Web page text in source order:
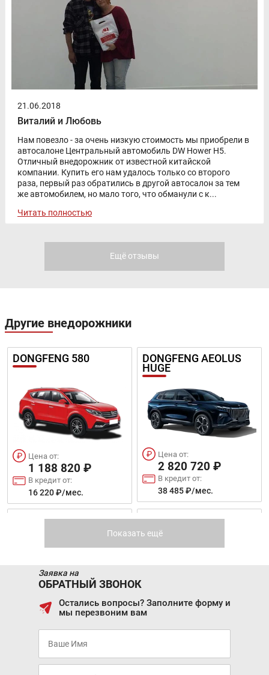
21.06.2018
Виталий и Любовь
Нам повезло - за очень низкую стоимость мы приобрели в
автосалоне Центральный автомобиль DW Hower H5.
Отличный внедорожник от известной китайской
компании. Купить его нам удалось только со второго
раза, первый раз обратились в другой автосалон за тем
же автомобилем, но мало того, что обманули с к...
Читать полностью
Ещё отзывы
Другие внедорожники
DONGFENG 580
Цена от:
1 188 820 ₽
В кредит от:
16 220 ₽/мес.
DONGFENG AEOLUS
HUGE
Цена от:
2 820 720 ₽
В кредит от:
38 485 ₽/мес.
DONGFENG DFSK IX5
1 499 820 ₽
В кредит от:
20 463 ₽/мес.
DONGFENG DFSK IX7
2 269 820 ₽
30 969 ₽/мес.
Показать ещё
Заявка на
ОБРАТНЫЙ ЗВОНОК
Остались вопросы? Заполните форму и
мы перезвоним вам